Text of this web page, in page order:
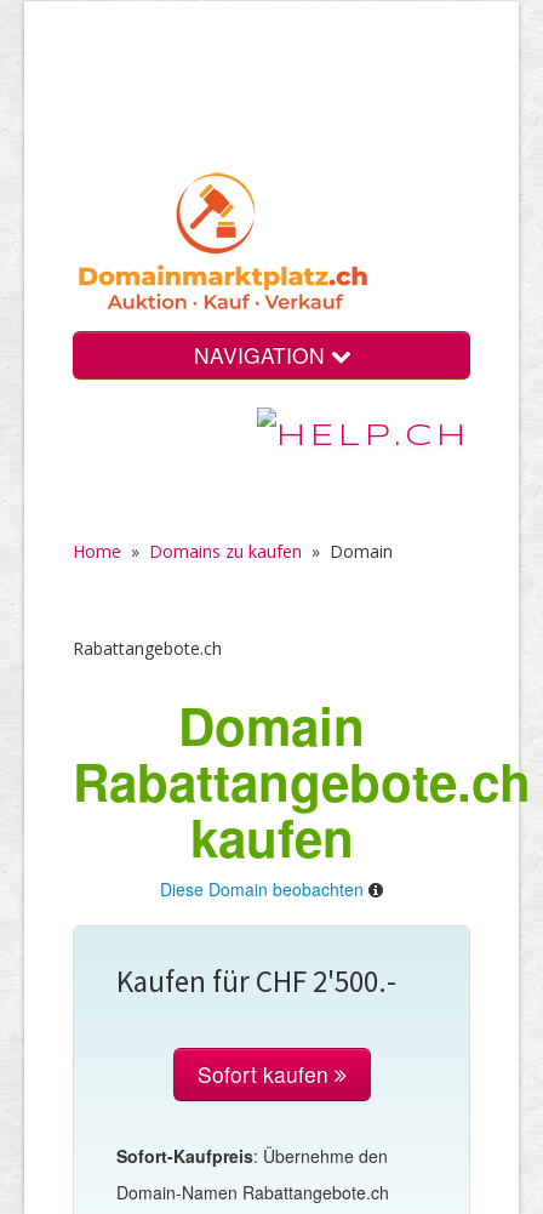
NAVIGATION
Home » Domains zu kaufen » Domain
Rabattangebote.ch
Domain
Rabattangebote.ch
kaufen
Diese Domain beobachten
Kaufen für CHF 2'500.-
Sofort kaufen
Sofort-Kaufpreis: Übernehme den
Domain-Namen Rabattangebote.ch